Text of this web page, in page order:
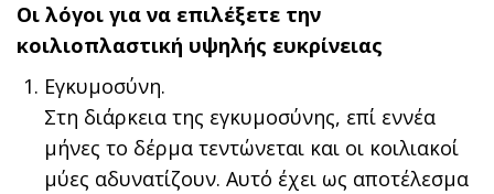
Οι λόγοι για να επιλέξετε την
κοιλιοπλαστική υψηλής ευκρίνειας
Εγκυμοσύνη.
Στη διάρκεια της εγκυμοσύνης, επί εννέα
μήνες το δέρμα τεντώνεται και οι κοιλιακοί
μύες αδυνατίζουν. Αυτό έχει ως αποτέλεσμα